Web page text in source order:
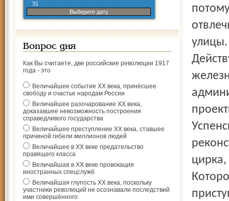
31
Выберите дату
Вопрос дня
Как Вы считаете, две российские революции 1917
года - это
Величайшее событие ХХ века, принёсшее
свободу и счастье народам России
Величайшее разочарование ХХ века,
доказавшее невозможность построения
справедливого государства
Величайшее преступление ХХ века, ставшее
причиной гибели миллионов людей
Величайшее в ХХ веке предательство
правящего класса
Величайшая в ХХ веке провокация
иностранных спецслужб
Величайшая глупость ХХ века, поскольку
участники революций не осознавали последствий
ими совершённого
улицы.
цирка,